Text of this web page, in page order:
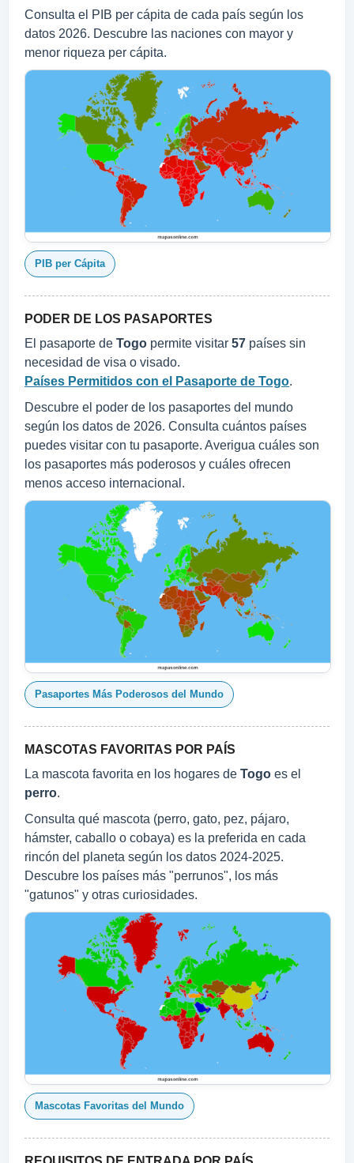
Consulta el PIB per cápita de cada país según los
datos 2026. Descubre las naciones con mayor y
menor riqueza per cápita.
PIB per Cápita
PODER DE LOS PASAPORTES
El pasaporte de Togo permite visitar 57 países sin
necesidad de visa o visado.
Países Permitidos con el Pasaporte de Togo.
Descubre el poder de los pasaportes del mundo
según los datos de 2026. Consulta cuántos países
puedes visitar con tu pasaporte. Averigua cuáles son
los pasaportes más poderosos y cuáles ofrecen
menos acceso internacional.
Pasaportes Más Poderosos del Mundo
MASCOTAS FAVORITAS POR PAÍS
La mascota favorita en los hogares de Togo es el
perro.
Consulta qué mascota (perro, gato, pez, pájaro,
hámster, caballo o cobaya) es la preferida en cada
rincón del planeta según los datos 2024‑2025.
Descubre los países más "perrunos", los más
"gatunos" y otras curiosidades.
Mascotas Favoritas del Mundo